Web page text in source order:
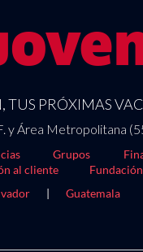
PRÓXIMAS
y Área Metropolitana
Grupos
al cliente
| Guatemala